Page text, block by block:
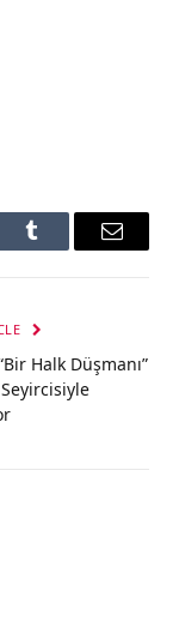
Tumblr Email
Halk Düşmanı”